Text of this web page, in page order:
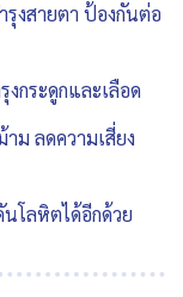
งสายตา ป้องกันต่อ
กระดูกและเลือด
ม ลดความเสี่ยง
โลหิตได้อีกด้วย